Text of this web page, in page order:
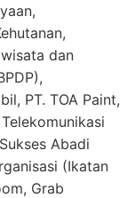
dan
PT. TOA Paint,
Telekomunikasi
Abadi
(Ikatan
Grab